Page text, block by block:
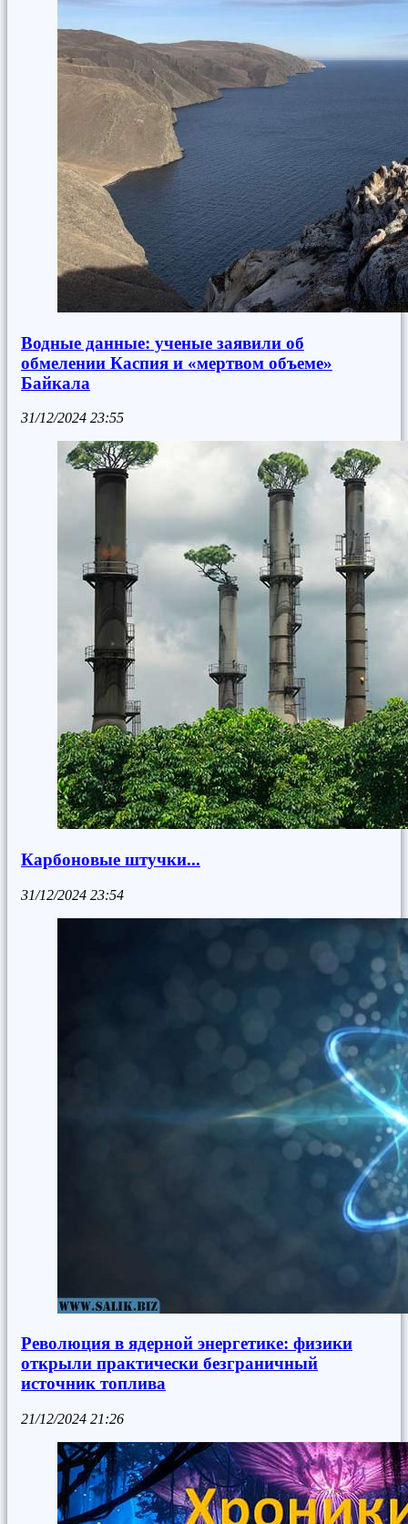
Водные данные: ученые заявили об
обмелении Каспия и «мертвом объеме»
Байкала
31/12/2024 23:55
Карбоновые штучки...
31/12/2024 23:54
Революция в ядерной энергетике: физики
открыли практически безграничный
источник топлива
21/12/2024 21:26